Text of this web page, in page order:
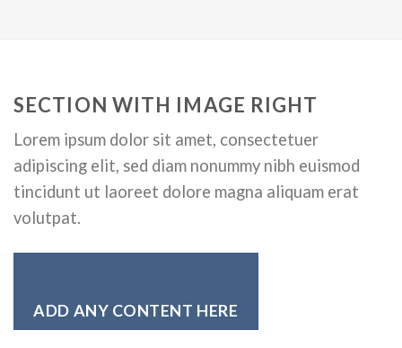
SECTION WITH IMAGE RIGHT
Lorem ipsum dolor sit amet, consectetuer
adipiscing elit, sed diam nonummy nibh euismod
tincidunt ut laoreet dolore magna aliquam erat
volutpat.
ADD ANY CONTENT HERE